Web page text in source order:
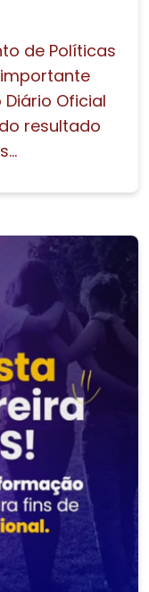
de Políticas
Oficial
resultado